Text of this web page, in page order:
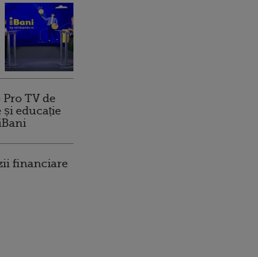
TV de
educație
financiare